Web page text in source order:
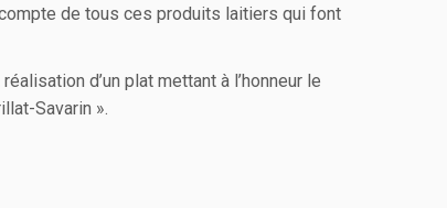
de tous ces produits laitiers qui font
d’un plat mettant à l’honneur le
Savarin ».